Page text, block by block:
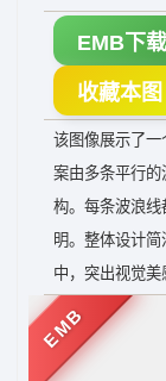
EMB下载
收藏本图
该图像展示了一
案由多条平行
构。每条波浪
明。整体设计
中，突出视觉美
EMB